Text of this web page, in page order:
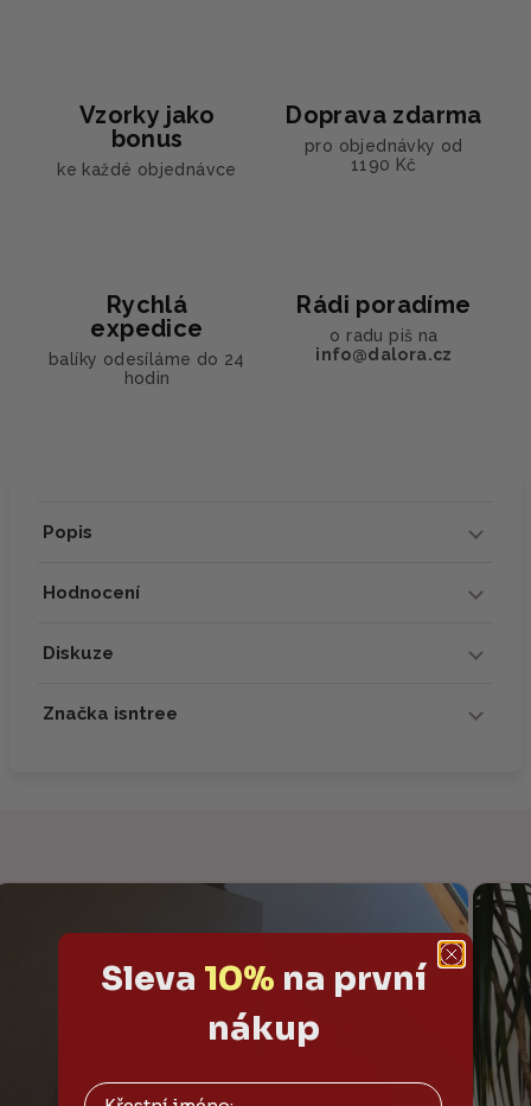
Vzorky jako
bonus
ke každé objednávce
Doprava zdarma
pro objednávky od
1190 Kč
Rychlá
expedice
balíky odesíláme do 24
hodin
Rádi poradíme
o radu piš na
info@dalora.cz
Popis
Hodnocení
Diskuze
Značka isntree
Sleva 10% na první
nákup